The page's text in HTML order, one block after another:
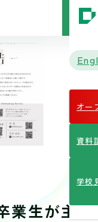
MENU
オー
資料
学校
業生が主